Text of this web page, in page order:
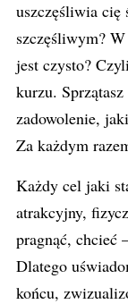
uszczęśliwia cię
szczęśliwym?
jest czysto?
kurzu.
zadowolenie,
Za każdym
Każdy cel jaki
atrakcyjny,
pragnąć, chcieć
Dlatego
końcu,